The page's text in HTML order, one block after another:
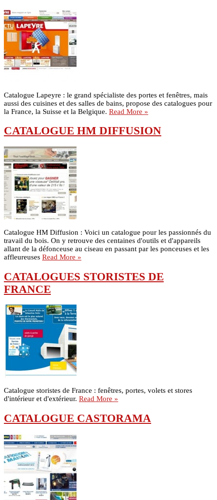
Catalogue Lapeyre : le grand spécialiste des portes et fenêtres, mais
aussi des cuisines et des salles de bains, propose des catalogues pour
la France, la Suisse et la Belgique. Read More »
CATALOGUE HM DIFFUSION
Catalogue HM Diffusion : Voici un catalogue pour les passionnés du
travail du bois. On y retrouve des centaines d'outils et d'appareils
allant de la défonceuse au ciseau en passant par les ponceuses et les
affleureuses Read More »
CATALOGUES STORISTES DE
FRANCE
Catalogue storistes de France : fenêtres, portes, volets et stores
d'intérieur et d'extérieur. Read More »
CATALOGUE CASTORAMA